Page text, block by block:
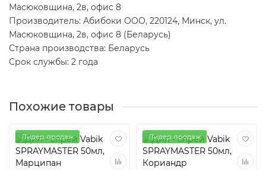
Масюковщина, 2в, офис 8
Производитель: Абибоки ООО, 220124, Минск, ул.
Масюковщина, 2в, офис 8 (Беларусь)
Страна производства: Беларусь
Срок службы: 2 года
Похожие товары
Лидер продаж Лидер продаж